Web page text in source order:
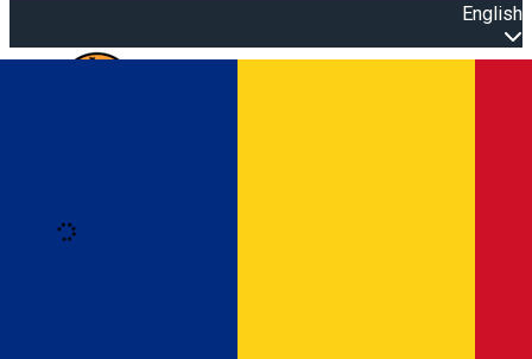
English